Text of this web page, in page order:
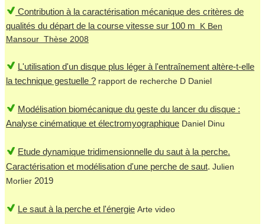
Contribution à la caractérisation mécanique des critères de
qualités du départ de la course vitesse sur 100 m K Ben
Mansour Thèse 2008
L'utilisation d'un disque plus léger à l'entraînement altère-t-elle
la technique gestuelle ? rapport de recherche D Daniel
Modélisation biomécanique du geste du lancer du disque :
Analyse cinématique et électromyographique Daniel Dinu
Etude dynamique tridimensionnelle du saut à la perche.
Caractérisation et modélisation d'une perche de saut. Julien
Morlier 2019
Le saut à la perche et l'énergie Arte video